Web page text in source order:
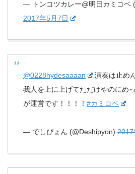
— トンコツカレー@明日カミコベ
2017年5月7日
@0228hydesaaaan
演奏は止め
我人を上に上げてただけやのにめ
が運営です！！！！ #カミコベ
— でしぴょん (@Deshipyon) 2017